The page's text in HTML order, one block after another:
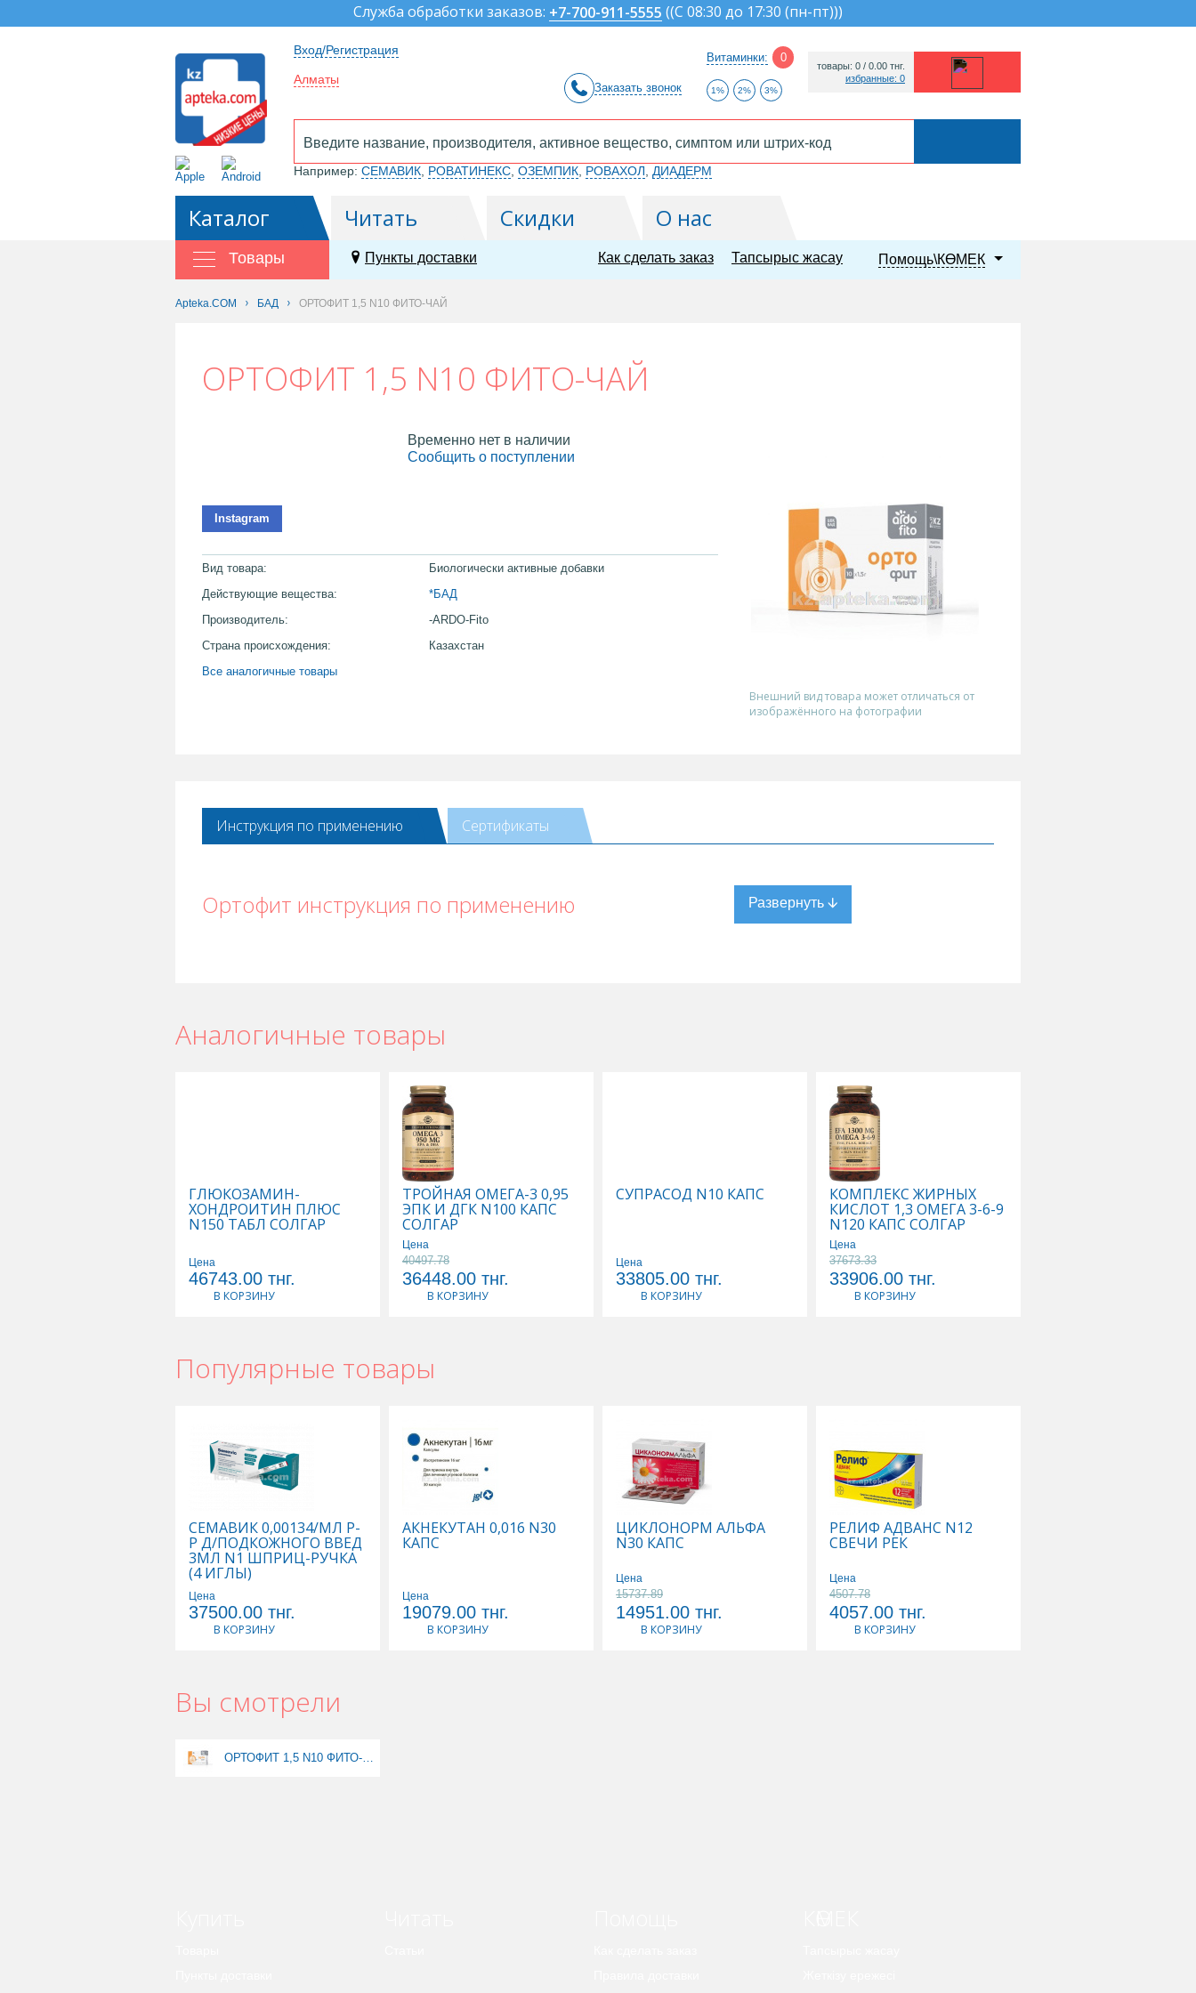
Служба обработки заказов: +7-700-911-5555 ((С 08:30 до 17:30 (пн-пт)))
Вход/Регистрация
Алматы
Заказать звонок
Витаминки: 0
1% 2% 3%
товары: 0 / 0.00 тнг.
избранные: 0
Например: СЕМАВИК РОВАТИНЕКС ОЗЕМПИК РОВАХОЛ ДИАДЕРМ
Каталог Читать Скидки О нас
Товары Пункты доставки Помощь\КӨМЕК
Тапсырыс жасау
Как сделать заказ
Apteka.COM БАД ОРТОФИТ 1,5 N10 ФИТО-ЧАЙ
ОРТОФИТ 1,5 N10 ФИТО-ЧАЙ
Временно нет в наличии
Сообщить о поступлении
Instagram
Вид товара:
Биологически активные добавки
Действующие вещества:
*БАД
Производитель:
-ARDO-Fito
Страна происхождения:
Казахстан
Все аналогичные товары
Внешний вид товара может отличаться от
изображённого на фотографии
Инструкция по применению Сертификаты
Ортофит инструкция по применению
Аналогичные товары
ГЛЮКОЗАМИН-
ХОНДРОИТИН ПЛЮС
N150 ТАБЛ СОЛГАР
Цена
46743.00 тнг.
В КОРЗИНУ
ТРОЙНАЯ ОМЕГА-3 0,95
ЭПК И ДГК N100 КАПС
СОЛГАР
Цена
40497.78
36448.00 тнг.
В КОРЗИНУ
СУПРАСОД N10 КАПС
Цена
33805.00 тнг.
В КОРЗИНУ
КОМПЛЕКС ЖИРНЫХ
КИСЛОТ 1,3 ОМЕГА 3-6-9
N120 КАПС СОЛГАР
Цена
37673.33
33906.00 тнг.
В КОРЗИНУ
Популярные товары
СЕМАВИК 0,00134/МЛ Р-
Р Д/ПОДКОЖНОГО ВВЕД
3МЛ N1 ШПРИЦ-РУЧКА
(4 ИГЛЫ)
Цена
37500.00 тнг.
В КОРЗИНУ
АКНЕКУТАН 0,016 N30
КАПС
Цена
19079.00 тнг.
В КОРЗИНУ
ЦИКЛОНОРМ АЛЬФА
N30 КАПС
Цена
15737.89
14951.00 тнг.
В КОРЗИНУ
РЕЛИФ АДВАНС N12
СВЕЧИ РЕК
Цена
4507.78
4057.00 тнг.
В КОРЗИНУ
Вы смотрели